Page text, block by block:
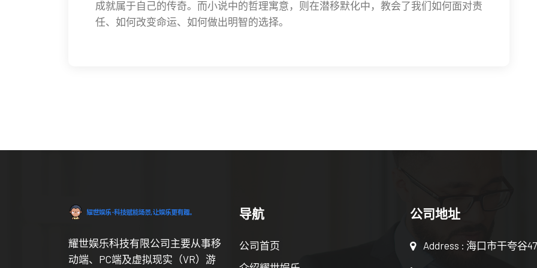
成就属于自己的传奇。而小说中的哲理寓意，则在潜移默化中，教会了我们如何面对责
任、如何改变命运、如何做出明智的选择。
耀世娱乐科技有限公司主要从事移
动端、PC端及虚拟现实（VR）游
导航
公司首页
公司地址
Address : 海口市干夸谷